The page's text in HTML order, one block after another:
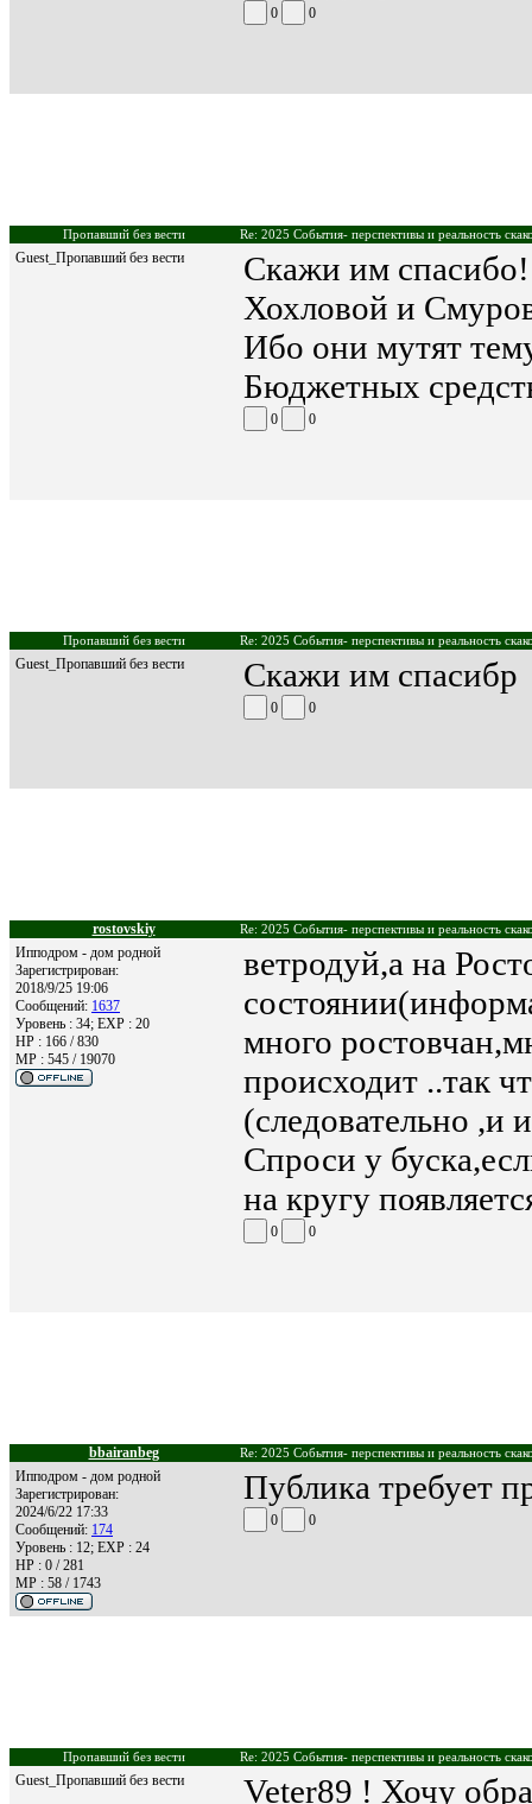
0 0
Пропавший без вести Re: 2025 События- перспективы и реальность
Guest_Пропавший без вести
Скажи им спасибо!
Хохловой и
Ибо они мутят
Бюджетных
0 0
Пропавший без вести Re: 2025 События- перспективы и реальность
Guest_Пропавший без вести Скажи им спасибр
0 0
rostovskiy Re: 2025 События- перспективы и реальность
Ипподром - дом родной
Зарегистрирован:
2018/9/25 19:06
Сообщений: 1637
Уровень : 34; EXP : 20
HP : 166 / 830
MP : 545 / 19070
ветродуй,а на
много
происходит ..так
(следовательно
Спроси у
на кругу
0 0
bbairanbeg Re: 2025 События- перспективы и реальность
Ипподром - дом родной
Зарегистрирован:
2024/6/22 17:33
Сообщений: 174
Уровень : 12; EXP : 24
HP : 0 / 281
MP : 58 / 1743
Публика требует
0 0
Пропавший без вести Re: 2025 События- перспективы и реальность
Guest_Пропавший без вести Veter89 ! Хочу